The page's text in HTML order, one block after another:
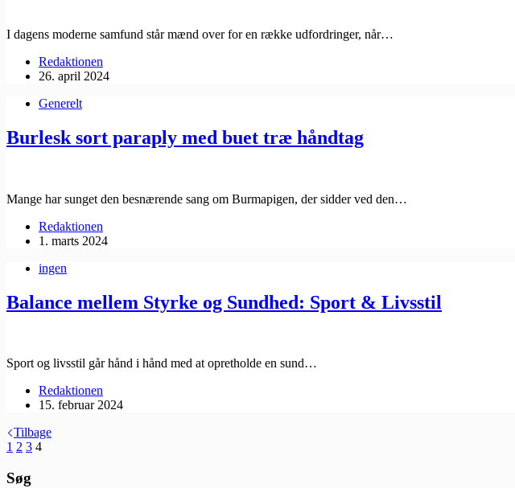
I dagens moderne samfund står mænd over for en række udfordringer, når…
Redaktionen
26. april 2024
Generelt
Burlesk sort paraply med buet træ håndtag
Mange har sunget den besnærende sang om Burmapigen, der sidder ved den…
Redaktionen
1. marts 2024
ingen
Balance mellem Styrke og Sundhed: Sport & Livsstil
Sport og livsstil går hånd i hånd med at opretholde en sund…
Redaktionen
15. februar 2024
Tilbage
1 2 3 4
Søg